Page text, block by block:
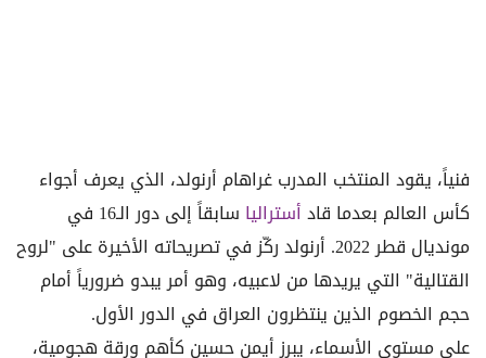
فنياً، يقود المنتخب المدرب غراهام أرنولد، الذي يعرف أجواء
كأس العالم بعدما قادأستراليا
سابقاً إلى دور الـ16 في
مونديال قطر 2022. أرنولد ركّز في تصريحاته الأخيرة على "لروح
القتالية" التي يريدها من لاعبيه، وهو أمر يبدو ضرورياً أمام
حجم الخصوم الذين ينتظرون العراق في الدور الأول.
على مستوى الأسماء، يبرز أيمن حسين كأهم ورقة هجومية،